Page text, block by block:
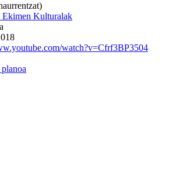
Ekimen Kulturalak
watch?v=Cfrf3BP3504